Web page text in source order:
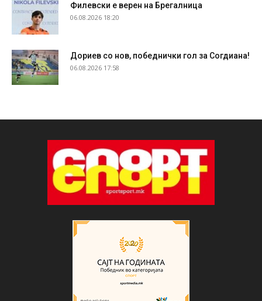
Филевски е верен на Брегалница
06.08.2026 18:20
Дориев со нов, победнички гол за Согдиана!
06.08.2026 17:58